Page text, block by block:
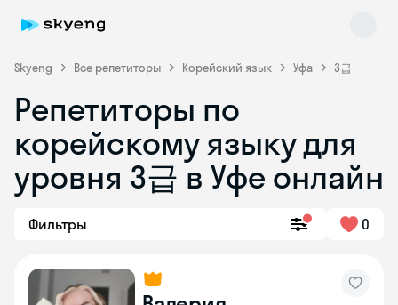
Skyeng Все репетиторы Корейский язык Уфа 3급
Репетиторы по
корейскому языку для
уровня 3급 в Уфе онлайн
Фильтры 0
Skyeng Chat